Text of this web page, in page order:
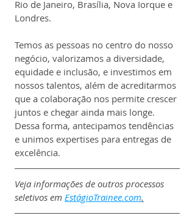
Rio de Janeiro, Brasília, Nova Iorque e
Londres.
Temos as pessoas no centro do nosso
negócio, valorizamos a diversidade,
equidade e inclusão, e investimos em
nossos talentos, além de acreditarmos
que a colaboração nos permite crescer
juntos e chegar ainda mais longe.
Dessa forma, antecipamos tendências
e unimos expertises para entregas de
excelência.
Veja informações de outros processos
seletivos em EstágioTrainee.com.